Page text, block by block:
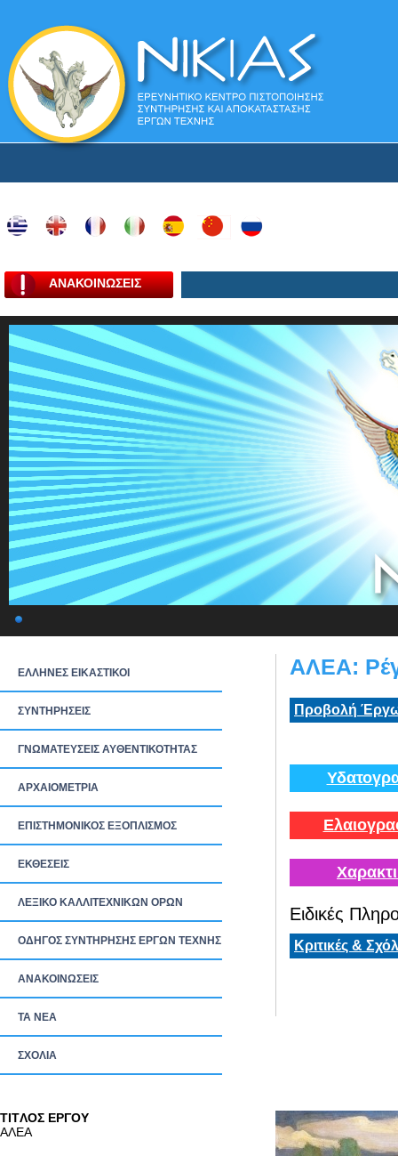
ΑΝΑΚΟΙΝΩΣΕΙΣ
ΕΛΛΗΝΕΣ ΕΙΚΑΣΤΙΚΟΙ
ΣΥΝΤΗΡΗΣΕΙΣ
ΓΝΩΜΑΤΕΥΣΕΙΣ ΑΥΘΕΝΤΙΚΟΤΗΤΑΣ
ΑΡΧΑΙΟΜΕΤΡΙΑ
ΕΠΙΣΤΗΜΟΝΙΚΟΣ ΕΞΟΠΛΙΣΜΟΣ
ΕΚΘΕΣΕΙΣ
ΛΕΞΙΚΟ ΚΑΛΛΙΤΕΧΝΙΚΩΝ ΟΡΩΝ
ΟΔΗΓΟΣ ΣΥΝΤΗΡΗΣΗΣ ΕΡΓΩΝ ΤΕΧΝΗΣ
ΑΝΑΚΟΙΝΩΣΕΙΣ
ΤΑ ΝEΑ
ΣΧΟΛΙΑ
ΑΛΕΑ:
Προβολή
Ειδικές
Κριτικές &
TITΛΟΣ ΕΡΓΟΥ
ΑΛΕΑ